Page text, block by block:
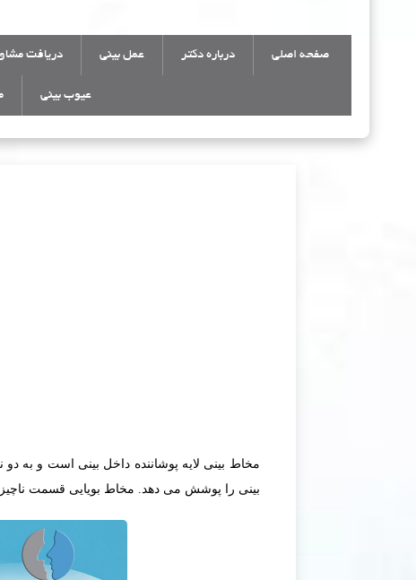
صفحه اصلی درباره دکتر عمل بینی دریافت
عیوب بینی
مخاط بینی لایه پوشاننده داخل بینی است و به
بینی را پوشش می دهد. مخاط بویایی قسمت